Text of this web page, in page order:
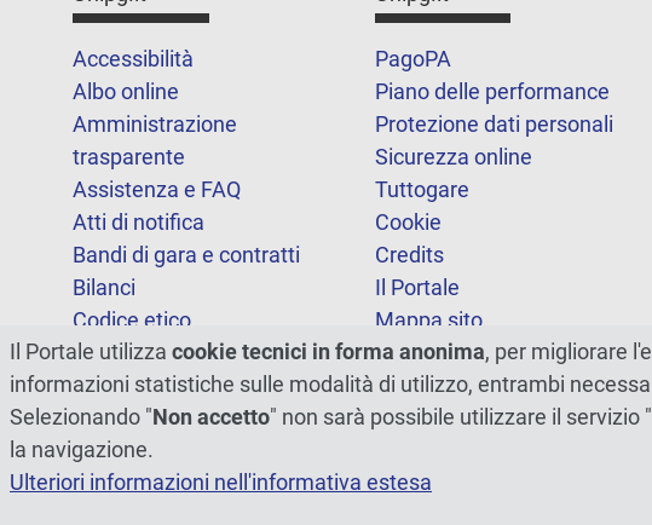
Accessibilità
Albo online
Amministrazione
trasparente
Assistenza e FAQ
Atti di notifica
Bandi di gara e contratti
Bilanci
Codice etico
FOIA
Note legali
PagoPA
Piano delle performance
Protezione dati personali
Sicurezza online
Tuttogare
Cookie
Credits
Il Portale
Mappa sito
Statistiche
Dichiarazione di
accessibilità
Il Portale utilizza cookie tecnici in forma anonima, per migliorare
informazioni statistiche sulle modalità di utilizzo, entrambi
Selezionando "Non accetto" non sarà possibile utilizzare il
la navigazione.
Ulteriori informazioni nell'informativa estesa